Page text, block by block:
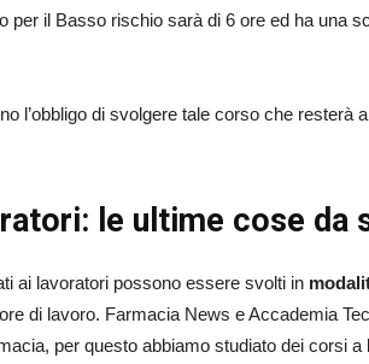
per il Basso rischio sarà di 6 ore ed ha una
l’obbligo di svolgere tale corso che resterà
le ultime cose da
ai lavoratori possono essere svolti in
di lavoro. Farmacia News e Accademia
per questo abbiamo studiato dei corsi